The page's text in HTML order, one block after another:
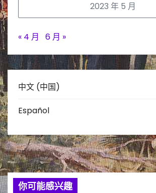
2023 年 5 月
« 4 月 6 月 »
中文 (中国)
Español
你可能感兴趣